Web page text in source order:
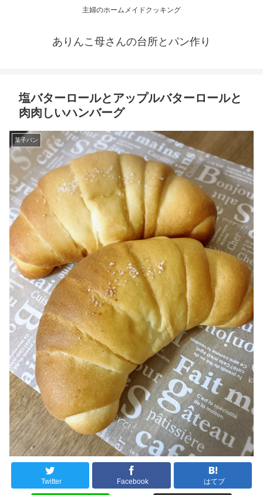
主婦のホームメイドクッキング
ありんこ母さんの台所とパン作り
塩バターロールとアップルバターロールと
肉肉しいハンバーグ
菓子パン
Twitter Facebook はてブ